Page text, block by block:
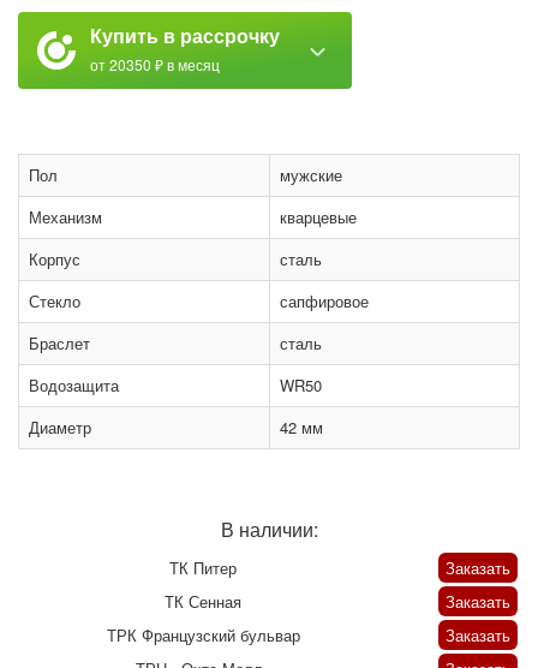
Купить в рассрочку
от 20350 ₽ в месяц
Пол
мужские
Механизм
кварцевые
Корпус
сталь
Стекло
сапфировое
Браслет
сталь
Водозащита
WR50
Диаметр
42 мм
В наличии:
ТК Питер
Заказать
ТК Сенная
Заказать
ТРК Французский бульвар
Заказать